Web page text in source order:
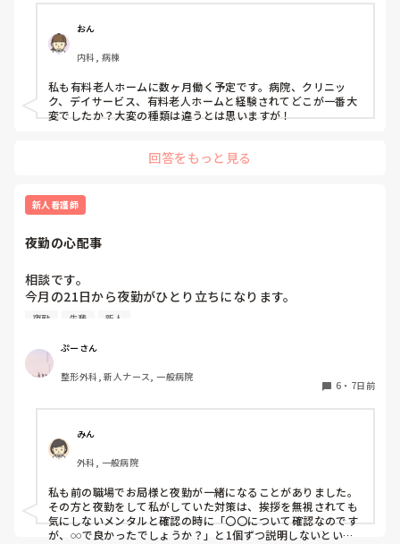
私のイメージでは、プリセプターは一緒に技術練習をしてく
れたり、定期的に悩みや困っていることを聞いてくれたりす
る存在だと思っていました。しかし、実際にはそのような関
わりはなく、面談などもありません。そのため、ずっと距離
を感じています。
とはない？」と気にかけてくださることが多く、そのような
関わりを感じています。しかし、プリセプターに対してはそ
これは私の考え方がおかしいだけなのでしょうか。それと
も、どこのプリセプターもこのような関わり方が一般的なの
でしょうか。
プリセプターを変えたいと思っていますが、今の時期に変更
をお願いすると、同じ病棟で働く先輩後輩という関係もあり
ますし、今後も教えていただく立場なので、とても気まずく
ん。
このような場合、どうしたらよいでしょうか。
す。私なら、変えたいってことは言わずに周りにいる先輩に聞
いたり技術練習の相手をお願いします。
話しかけやすい先輩はいますか？
今は大事な時なので、色んな事に悩むのはよく分かります。
変えて欲しいって言ったあとの環境が悪いほうに変わってしま
わないか心配なので、その日にフォローについてくれた先輩に
話しかけたら良いのかなって思います。
プリセプターが付くのが1番いいですが、あまり関わり方を知
らなそうなので。私なら、プリセプターに話を聞きたいところ
パンダコパンダさんの今の状況が良くなっていることを願って
も、入居者さんのところにいくと何をしたらいいかさっぱり
わからない。
おん
内科, 病棟
私も有料老人ホームに数ヶ月働く予定です。病院、クリニッ
ク、デイサービス、有料老人ホームと経験されてどこが一番大
変でしたか？大変の種類は違うとは思いますが！
回答をもっと見る
新人看護師
夜勤の心配事
相談です。
今月の21日から夜勤がひとり立ちになります。
メンバーが、Aチームが女女していて、裏でめっちゃ悪口を
が患者にイライラするとすごく態度にでて薬確認の時とかも
ですとかますとかいらないからとピシャッと夜勤になると態
度がガラッと変わる先輩とこれまで夜勤を7回やっているに
先輩の指示があって動ける無能の新人看護師の私の計4人で
夜勤を回すのですが、不安で不安で仕方がありません。本当
に怒られたくないです。この日のことがというか、夜勤の日
が心配すぎて休みの日もその日のことを考えてしまうので心
も体も休まりません。どのような心持ちで当日を迎えればい
いでしょうか。
夜勤 先輩 新人
ぷーさん
整形外科, 新人ナース, 一般病院
6 ・ 7日前
みん
外科, 一般病院
私も前の職場でお局様と夜勤が一緒になることがありました。
その方と夜勤をして私がしていた対策は、挨拶を無視されても
気にしないメンタルと確認の時に「〇〇について確認なのです
が、𓏸𓏸で良かったでしょうか？」と1個ずつ説明しないといけ